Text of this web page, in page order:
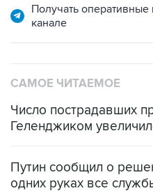
Получать
канале
САМОЕ ЧИТАЕМОЕ
Число пострадавших
Геленджиком
Путин сообщил о
одних руках все